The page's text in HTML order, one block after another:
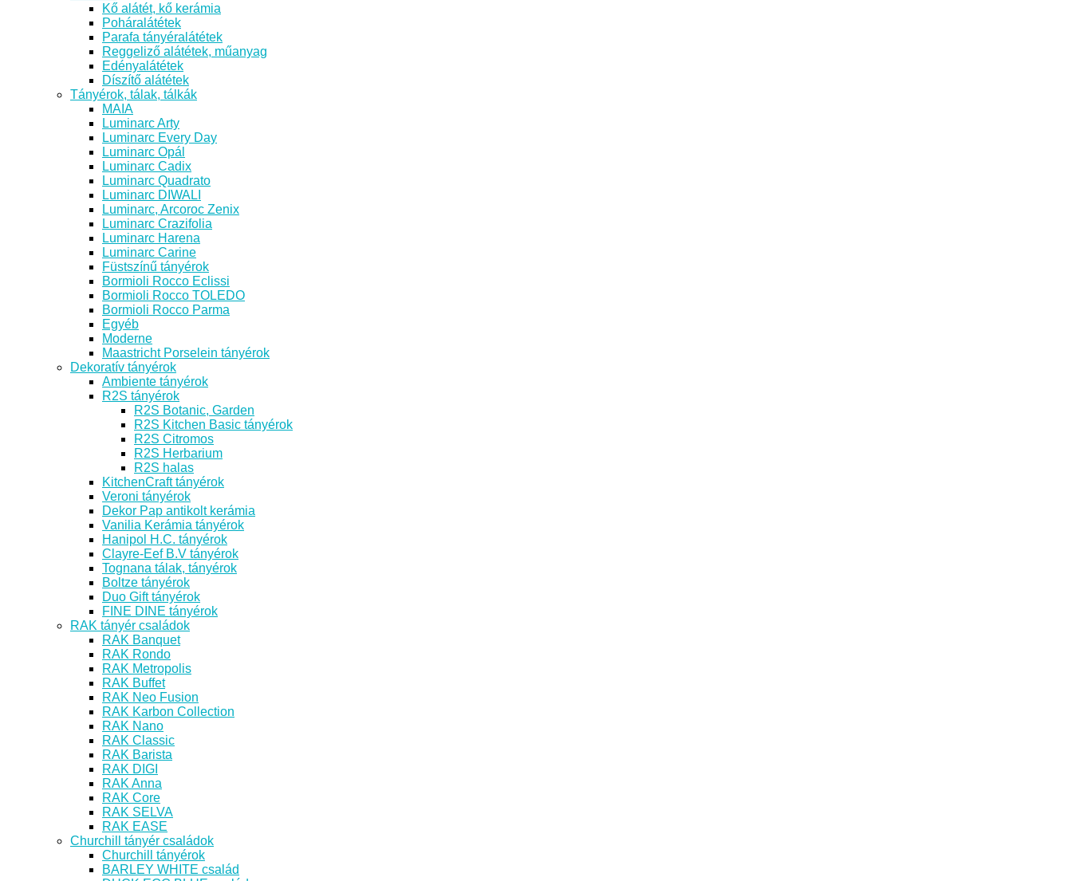
Kő alátét, kő kerámia
Poháralátétek
Parafa tányéralátétek
Reggeliző alátétek, műanyag
Edényalátétek
Díszítő alátétek
Tányérok, tálak, tálkák
MAIA
Luminarc Arty
Luminarc Every Day
Luminarc Opál
Luminarc Cadix
Luminarc Quadrato
Luminarc DIWALI
Luminarc, Arcoroc Zenix
Luminarc Crazifolia
Luminarc Harena
Luminarc Carine
Füstszínű tányérok
Bormioli Rocco Eclissi
Bormioli Rocco TOLEDO
Bormioli Rocco Parma
Egyéb
Moderne
Maastricht Porselein tányérok
Dekoratív tányérok
Ambiente tányérok
R2S tányérok
R2S Botanic, Garden
R2S Kitchen Basic tányérok
R2S Citromos
R2S Herbarium
R2S halas
KitchenCraft tányérok
Veroni tányérok
Dekor Pap antikolt kerámia
Vanilia Kerámia tányérok
Hanipol H.C. tányérok
Clayre-Eef B.V tányérok
Tognana tálak, tányérok
Boltze tányérok
Duo Gift tányérok
FINE DINE tányérok
RAK tányér családok
RAK Banquet
RAK Rondo
RAK Metropolis
RAK Buffet
RAK Neo Fusion
RAK Karbon Collection
RAK Nano
RAK Classic
RAK Barista
RAK DIGI
RAK Anna
RAK Core
RAK SELVA
RAK EASE
Churchill tányér családok
Churchill tányérok
BARLEY WHITE család